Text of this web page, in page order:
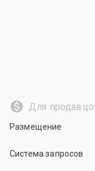
Для
Размещение
Система запросов